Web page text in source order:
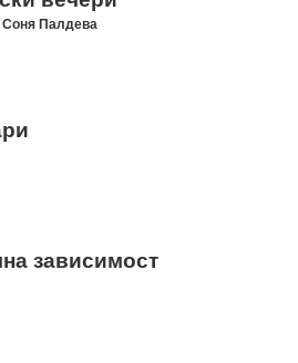
Соня Палдева
зависимост